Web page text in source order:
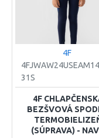
4F
31S
4F
BEZŠVOVÁ
(SÚPRAVA) -